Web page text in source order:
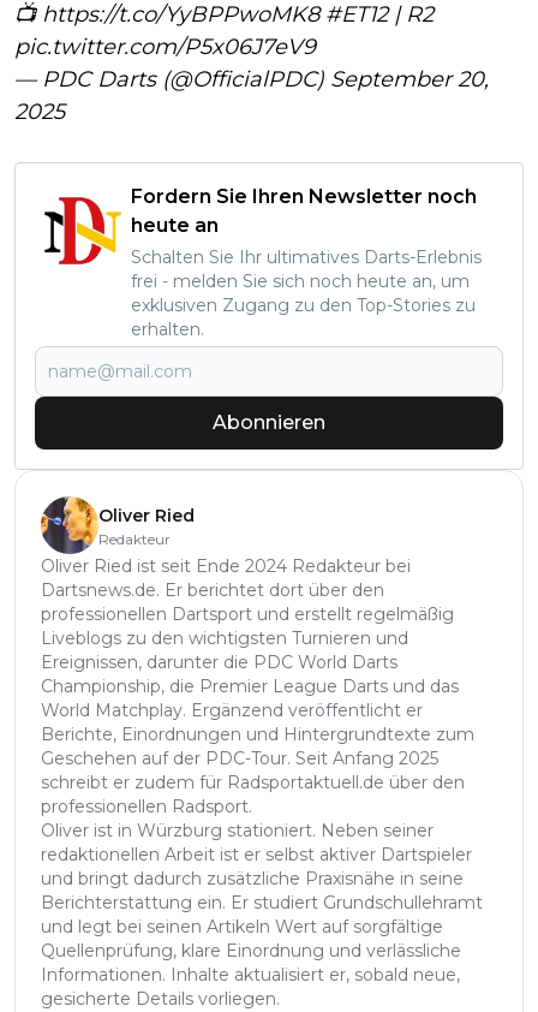
📺 https://t.co/YyBPPwoMK8 #ET12| R2
pic.twitter.com/P5x06J7eV9
— PDC Darts (@OfficialPDC) September 20,
2025
Fordern Sie Ihren Newsletter noch
heute an
Schalten Sie Ihr ultimatives Darts-Erlebnis
frei - melden Sie sich noch heute an, um
exklusiven Zugang zu den Top-Stories zu
erhalten.
Abonnieren
Oliver Ried
Redakteur
Oliver Ried ist seit Ende 2024 Redakteur bei
Dartsnews.de. Er berichtet dort über den
professionellen Dartsport und erstellt regelmäßig
Liveblogs zu den wichtigsten Turnieren und
Ereignissen, darunter die PDC World Darts
Championship, die Premier League Darts und das
World Matchplay. Ergänzend veröffentlicht er
Berichte, Einordnungen und Hintergrundtexte zum
Geschehen auf der PDC-Tour. Seit Anfang 2025
schreibt er zudem für Radsportaktuell.de über den
professionellen Radsport.
Oliver ist in Würzburg stationiert. Neben seiner
redaktionellen Arbeit ist er selbst aktiver Dartspieler
und bringt dadurch zusätzliche Praxisnähe in seine
Berichterstattung ein. Er studiert Grundschullehramt
und legt bei seinen Artikeln Wert auf sorgfältige
Quellenprüfung, klare Einordnung und verlässliche
Informationen. Inhalte aktualisiert er, sobald neue,
gesicherte Details vorliegen.